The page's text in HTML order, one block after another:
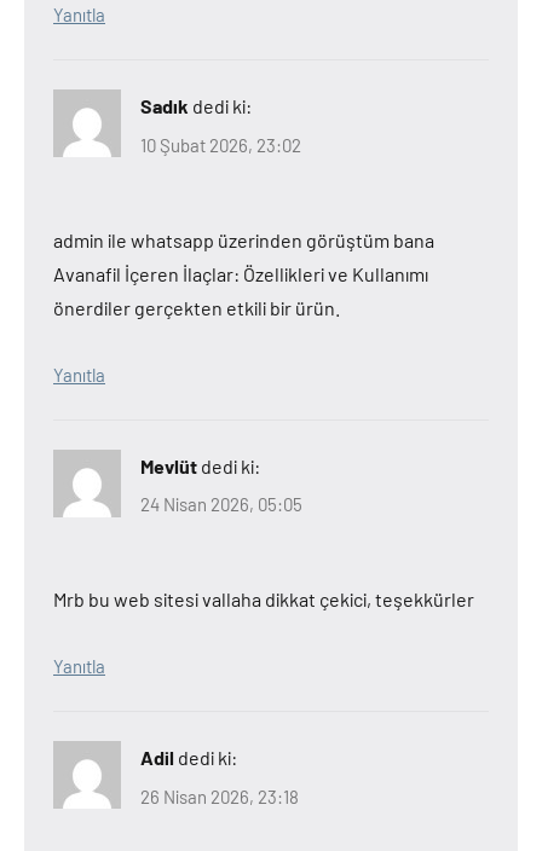
Yanıtla
Sadık dedi ki:
10 Şubat 2026, 23:02
admin ile whatsapp üzerinden görüştüm bana
Avanafil İçeren İlaçlar: Özellikleri ve Kullanımı
önerdiler gerçekten etkili bir ürün.
Yanıtla
Mevlüt dedi ki:
24 Nisan 2026, 05:05
Mrb bu web sitesi vallaha dikkat çekici, teşekkürler
Yanıtla
Adil dedi ki:
26 Nisan 2026, 23:18